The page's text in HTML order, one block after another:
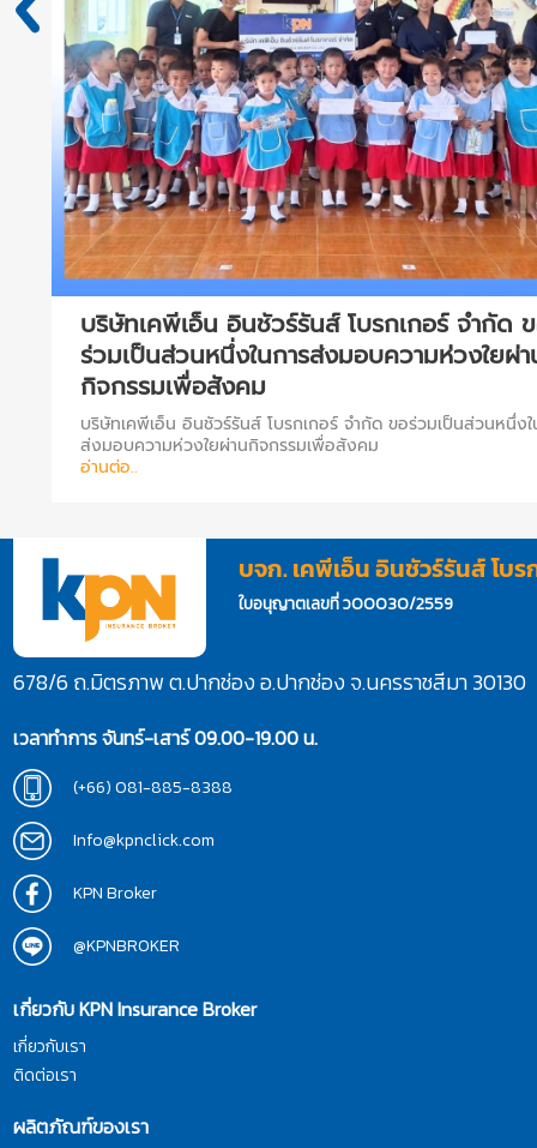
บริษัทเคพีเอ็น อินชัวร์รันส์ โบรกเกอร์ จำกัด
ร่วมเป็นส่วนหนึ่งในการส่งมอบความห่วงใยผ่
กิจกรรมเพื่อสังคม
บริษัทเคพีเอ็น อินชัวร์รันส์ โบรกเกอร์ จำกัด ขอร่วมเป็นส่วนหนึ่งใ
ส่งมอบความห่วงใยผ่านกิจกรรมเพื่อสังคม
อ่านต่อ..
บจก. เคพีเอ็น อินชัวร์รันส์ โบร
ใบอนุญาตเลขที่ ว00030/2559
678/6 ถ.มิตรภาพ ต.ปากช่อง อ.ปากช่อง จ.นครราชสีมา 30130
เวลาทำการ จันทร์-เสาร์ 09.00-19.00 น.
(+66) 081-885-8388
Info@kpnclick.com
KPN Broker
@KPNBROKER
เกี่ยวกับ KPN Insurance Broker
เกี่ยวกับเรา
ติดต่อเรา
ผลิตภัณฑ์ของเรา